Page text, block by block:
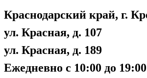
Краснодарский край, г.
ул. Красная, д. 107
ул. Красная, д. 189
Ежедневно с 10:00 до 19:00